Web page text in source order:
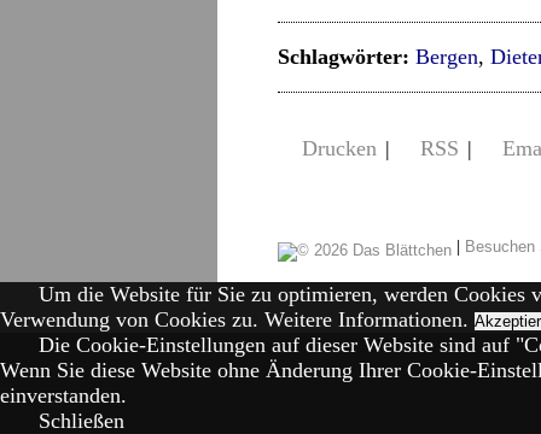
Schlagwörter: Bergen,
Drucken | RSS |
|
Um die Website für Sie zu optimieren, werden Cookies
Verwendung von Cookies zu. Weitere Informationen.
Die Cookie-Einstellungen auf dieser Website sind auf
Wenn Sie diese Website ohne Änderung Ihrer Cookie-
einverstanden.
Schließen